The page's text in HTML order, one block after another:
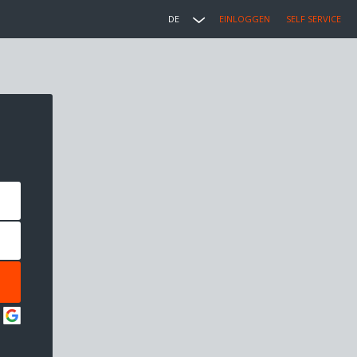
DE EINLOGGEN SELF SERVICE